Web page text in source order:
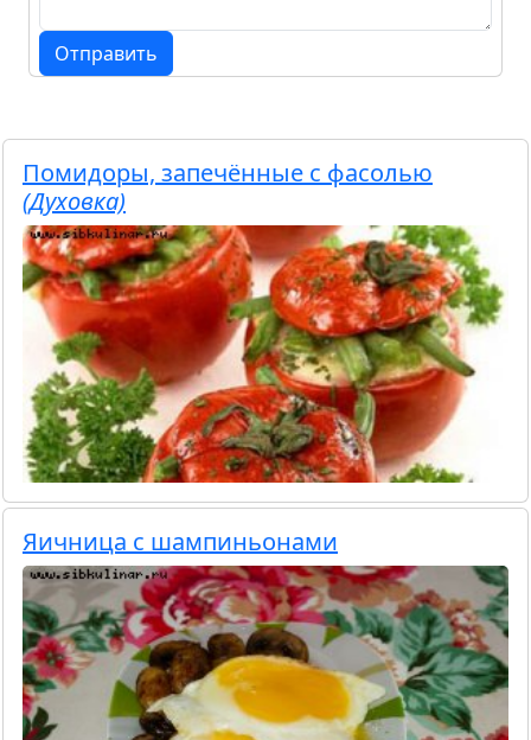
Отправить
Помидоры, запечённые с фасолью
(Духовка)
Яичница с шампиньонами